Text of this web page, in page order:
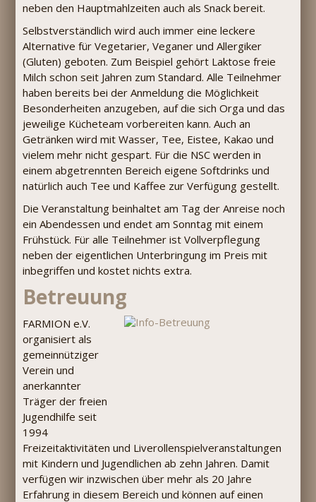
neben den Hauptmahlzeiten auch als Snack bereit.
Selbstverständlich wird auch immer eine leckere
Alternative für Vegetarier, Veganer und Allergiker
(Gluten) geboten. Zum Beispiel gehört Laktose freie
Milch schon seit Jahren zum Standard. Alle Teilnehmer
haben bereits bei der Anmeldung die Möglichkeit
Besonderheiten anzugeben, auf die sich Orga und das
jeweilige Kücheteam vorbereiten kann. Auch an
Getränken wird mit Wasser, Tee, Eistee, Kakao und
vielem mehr nicht gespart. Für die NSC werden in
einem abgetrennten Bereich eigene Softdrinks und
natürlich auch Tee und Kaffee zur Verfügung gestellt.
Die Veranstaltung beinhaltet am Tag der Anreise noch
ein Abendessen und endet am Sonntag mit einem
Frühstück. Für alle Teilnehmer ist Vollverpflegung
neben der eigentlichen Unterbringung im Preis mit
inbegriffen und kostet nichts extra.
Betreuung
FARMION e.V.
organisiert als
gemeinnütziger
Verein und
anerkannter
Träger der freien
Jugendhilfe seit
1994
Freizeitaktivitäten und Liverollenspielveranstaltungen
mit Kindern und Jugendlichen ab zehn Jahren. Damit
verfügen wir inzwischen über mehr als 20 Jahre
Erfahrung in diesem Bereich und können auf einen